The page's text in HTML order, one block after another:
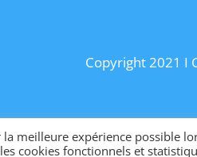
Copyright 2021 I
Site
meilleure expérience possible
cookies fonctionnels et